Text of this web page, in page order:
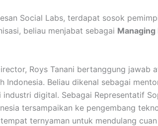
Social Labs, terdapat sosok
beliau menjabat sebagai
Roys Tanani bertanggung jawab
Indonesia. Beliau dikenal sebagai
digital. Sebagai Representatif
tersampaikan ke pengembang
ternyaman untuk mendulang